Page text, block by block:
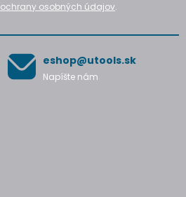
ochrany osobných údajov.
eshop@utools.sk
Napíšte nám